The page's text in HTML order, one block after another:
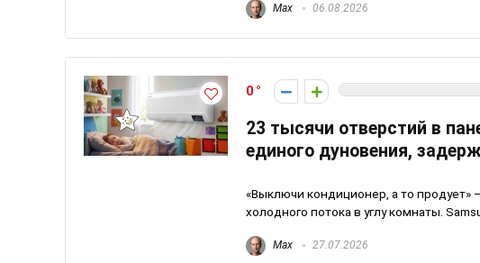
Max 06.08.2026
0
23 тысячи отверстий в
единого дуновения,
«Выключи кондиционер, а то продует»
холодного потока в углу комнаты.
Max 27.07.2026